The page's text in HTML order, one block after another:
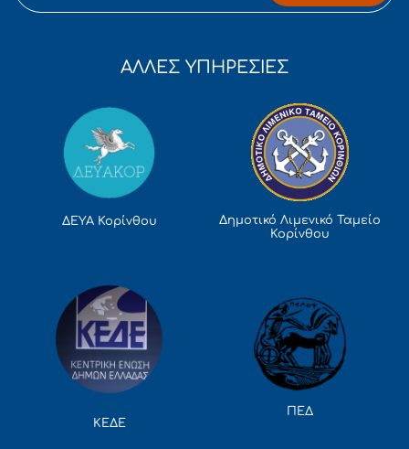
ΑΛΛΕΣ ΥΠΗΡΕΣΙΕΣ
ΔΕΥΑ Κορίνθου
Δημοτικό Λιμενικό Ταμείο
Κορίνθου
ΚΕΔΕ
ΠΕΔ